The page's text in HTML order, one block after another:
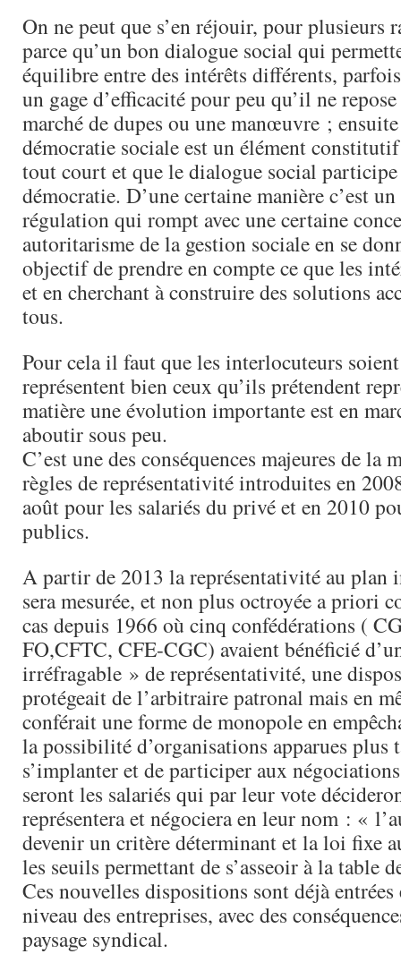
On ne peut que s’en réjouir, pour plusieurs
parce qu’un bon dialogue social qui
équilibre entre des intérêts différents,
un gage d’efficacité pour peu qu’il ne
marché de dupes ou une manœuvre ;
démocratie sociale est un élément
tout court et que le dialogue social participe
démocratie. D’une certaine manière c’est
régulation qui rompt avec une certaine
autoritarisme de la gestion sociale en se
objectif de prendre en compte ce que les
et en cherchant à construire des solutions
tous.
Pour cela il faut que les interlocuteurs
représentent bien ceux qu’ils prétendent
matière une évolution importante est en
aboutir sous peu.
C’est une des conséquences majeures de la
règles de représentativité introduites en
août pour les salariés du privé et en 2010
publics.
A partir de 2013 la représentativité au plan
sera mesurée, et non plus octroyée a priori
cas depuis 1966 où cinq confédérations (
FO,CFTC, CFE-CGC) avaient bénéficié
irréfragable » de représentativité, une
protégeait de l’arbitraire patronal mais en
conférait une forme de monopole en
la possibilité d’organisations apparues plus
s’implanter et de participer aux
seront les salariés qui par leur vote
représentera et négociera en leur nom : «
devenir un critère déterminant et la loi fixe
les seuils permettant de s’asseoir à la table
Ces nouvelles dispositions sont déjà
niveau des entreprises, avec des
paysage syndical.